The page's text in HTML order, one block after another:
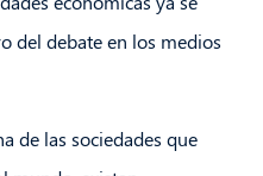
del debate en los medios
de las sociedades que